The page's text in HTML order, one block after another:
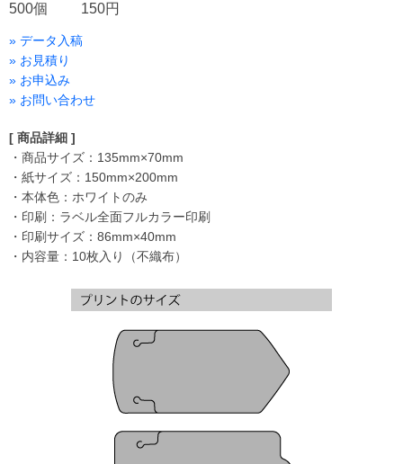
500個
150円
» データ入稿
» お見積り
» お申込み
» お問い合わせ
[ 商品詳細 ]
・商品サイズ：135mm×70mm
・紙サイズ：150mm×200mm
・本体色：ホワイトのみ
・印刷：ラベル全面フルカラー印刷
・印刷サイズ：86mm×40mm
・内容量：10枚入り（不織布）